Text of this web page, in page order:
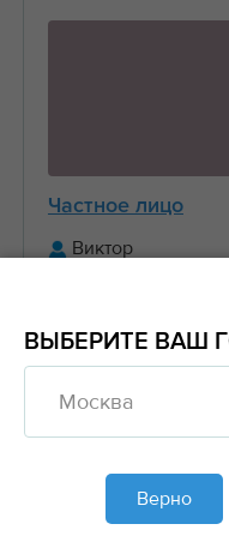
Частное лицо
Виктор
Обновлено больше
Моя спецтехника
Манипуляторы,
ВЫБЕРИТЕ ВАШ
Москва
Верно